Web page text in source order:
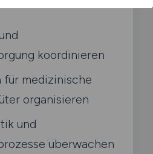
koordinieren
für medizinische
organisieren
und
überwachen